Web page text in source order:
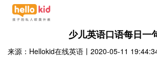
少儿英语口语每日一
来源：Hellokid在线英语 丨 2020-05-11